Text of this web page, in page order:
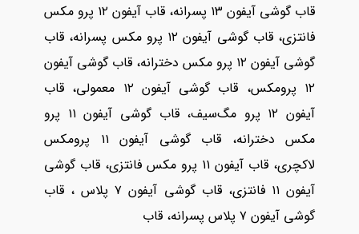
قاب گوشی آیفون ۱۳ پسرانه، قاب آیفون ۱۲ پرو مکس
فانتزی، قاب گوشی آیفون ۱۲ پرو مکس پسرانه، قاب
گوشی آیفون ۱۲ پرو مکس دخترانه، قاب گوشی آیفون
۱۲ پرومکس، قاب گوشی آیفون ۱۲ معمولی، قاب
آیفون ۱۲ پرو مگ‌سیف، قاب گوشی آیفون ۱۱ پرو
مکس دخترانه، قاب گوشی آیفون ۱۱ پرومکس
لاکچری، قاب آیفون ۱۱ پرو مکس فانتزی، قاب گوشی
آیفون ۱۱ فانتزی، قاب گوشی آیفون ۷ پلاس ، قاب
گوشی آیفون ۷ پلاس پسرانه، قاب